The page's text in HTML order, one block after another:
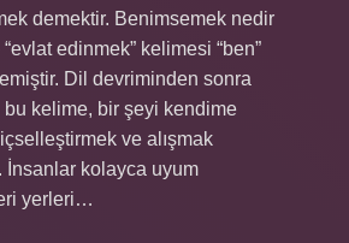
demektir. Benimsemek nedir
edinmek” kelimesi “ben”
Dil devriminden sonra
bu kelime, bir şeyi kendime
ve alışmak
İnsanlar kolayca uyum
yerleri…